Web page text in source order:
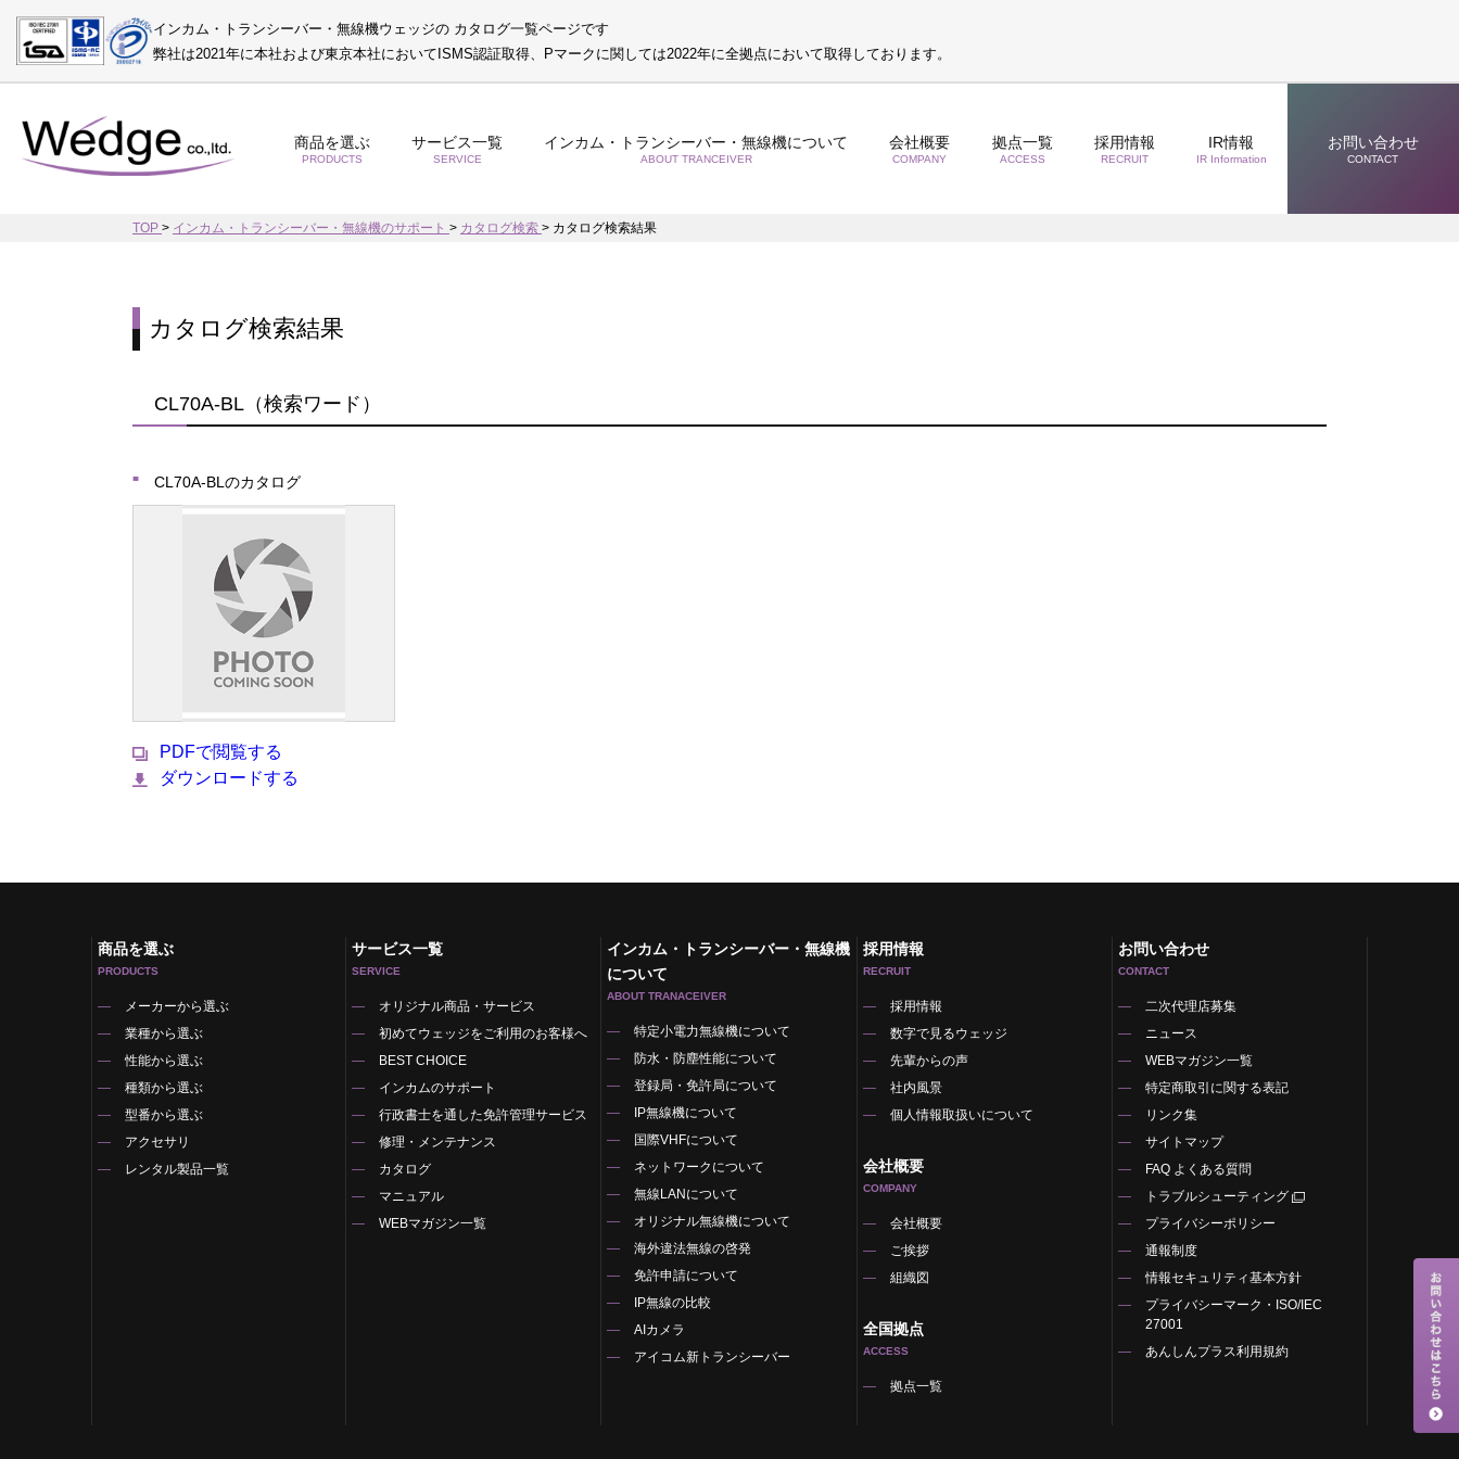
インカム・トランシーバー・無線機ウェッジの カタログ一覧ページです
弊社は2021年に本社および東京本社においてISMS認証取得、Pマークに関しては2022年に全拠点において取得しております。
商品を選ぶ
PRODUCTS
サービス一覧
SERVICE
インカム・トランシーバー・無線機について
ABOUT TRANCEIVER
会社概要
COMPANY
拠点一覧
ACCESS
採用情報
RECRUIT
IR情報
IR Information
お問い合わせ
CONTACT
TOP > インカム・トランシーバー・無線機のサポート > カタログ検索 > カタログ検索結果
カタログ検索結果
CL70A-BL（検索ワード）
CL70A-BLのカタログ
PDFで閲覧する
ダウンロードする
商品を選ぶ
PRODUCTS
メーカーから選ぶ
業種から選ぶ
性能から選ぶ
種類から選ぶ
型番から選ぶ
アクセサリ
レンタル製品一覧
サービス一覧
SERVICE
オリジナル商品・サービス
初めてウェッジをご利用のお客様へ
BEST CHOICE
インカムのサポート
行政書士を通した免許管理サービス
修理・メンテナンス
カタログ
マニュアル
WEBマガジン一覧
インカム・トランシーバー・無線機
について
ABOUT TRANACEIVER
特定小電力無線機について
防水・防塵性能について
登録局・免許局について
IP無線機について
国際VHFについて
ネットワークについて
無線LANについて
オリジナル無線機について
海外違法無線の啓発
免許申請について
IP無線の比較
AIカメラ
アイコム新トランシーバー
採用情報
RECRUIT
採用情報
数字で見るウェッジ
先輩からの声
社内風景
個人情報取扱いについて
会社概要
COMPANY
会社概要
ご挨拶
組織図
全国拠点
ACCESS
拠点一覧
お問い合わせ
CONTACT
二次代理店募集
ニュース
WEBマガジン一覧
特定商取引に関する表記
リンク集
サイトマップ
FAQ よくある質問
トラブルシューティング
プライバシーポリシー
通報制度
情報セキュリティ基本方針
プライバシーマーク・ISO/IEC
27001
あんしんプラス利用規約